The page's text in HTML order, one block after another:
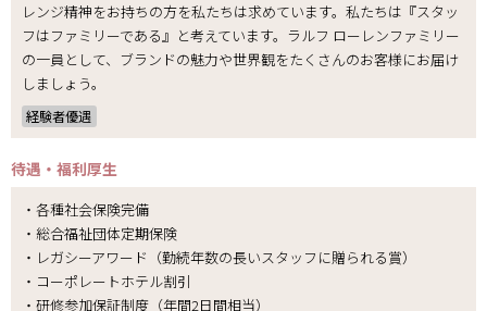
レンジ精神をお持ちの方を私たちは求めています。私たちは『スタッ
フはファミリーである』と考えています。ラルフ ローレンファミリー
の一員として、ブランドの魅力や世界観をたくさんのお客様にお届け
しましょう。
経験者優遇
待遇・福利厚生
・各種社会保険完備
・総合福祉団体定期保険
・レガシーアワード（勤続年数の長いスタッフに贈られる賞）
・コーポレートホテル割引
・研修参加保証制度（年間2日間相当）